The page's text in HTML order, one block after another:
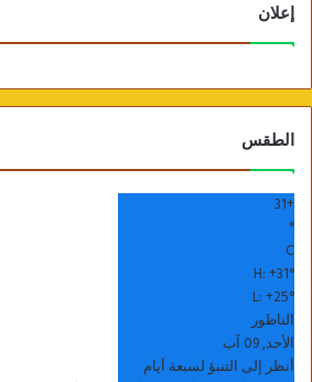
إعلان
الطقس
+
31
°
C
H:+31°
L:+25°
الناظور
الأحد, 09 آب
أنظر إلى التنبؤ لسبعة أيام